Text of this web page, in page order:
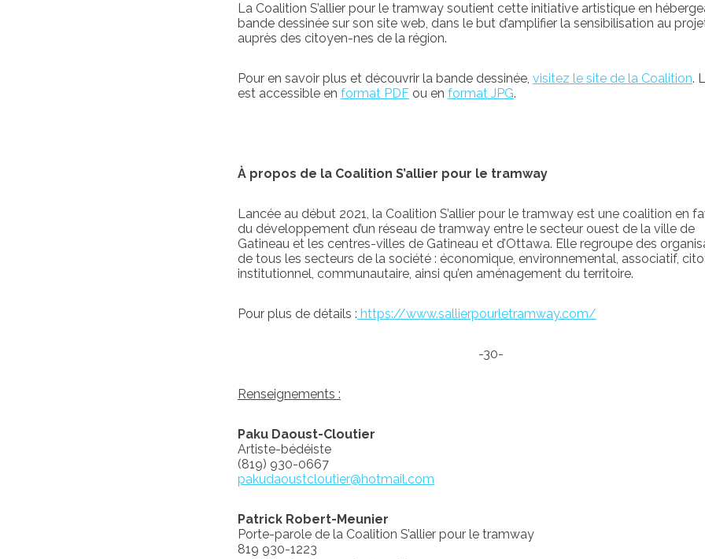
La Coalition S’allier pour le tramway soutient cette initiative artistique en
bande dessinée sur son site web, dans le but d’amplifier la sensibilisation au
auprès des citoyen-nes de la région.
Pour en savoir plus et découvrir la bande dessinée, visitez le site de la Coalition.
est accessible en format PDFou en format JPG.
À propos de la Coalition S’allier pour le tramway
Lancée au début 2021, la Coalition S’allier pour le tramway est une coalition en
du développement d’un réseau de tramway entre le secteur ouest de la ville de
Gatineau et les centres-villes de Gatineau et d’Ottawa. Elle regroupe des
de tous les secteurs de la société : économique, environnemental, associatif,
institutionnel, communautaire, ainsi qu’en aménagement du territoire.
Pour plus de détails : https://www.sallierpourletramway.com/
-30-
Renseignements :
Paku Daoust-Cloutier
Artiste-bédéiste
(819) 930-0667
pakudaoustcloutier@hotmail.com
Patrick Robert-Meunier
Porte-parole de la Coalition S’allier pour le tramway
819 930-1223